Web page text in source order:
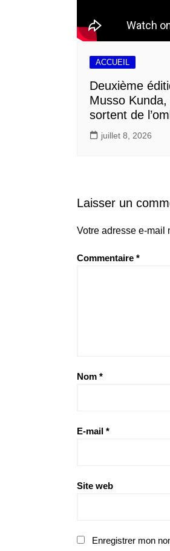
ACCUEIL
Deuxième
Musso
sortent de
juillet 8, 2026
Laisser un
Votre adresse e-mail
Commentaire *
Nom *
E-mail *
Site web
Enregistrer mon